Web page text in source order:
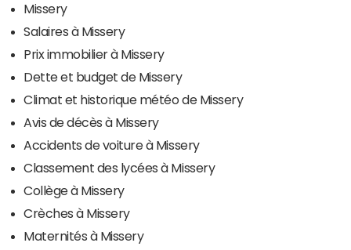
Missery
Salaires à Missery
Prix immobilier à Missery
Dette et budget de Missery
Climat et historique météo de Missery
Avis de décès à Missery
Accidents de voiture à Missery
Classement des lycées à Missery
Collège à Missery
Crèches à Missery
Maternités à Missery